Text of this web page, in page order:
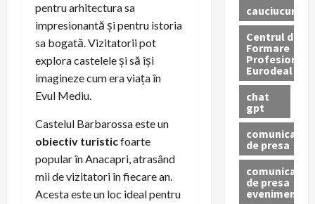
pentru arhitectura sa
impresionantă și pentru istoria
sa bogată. Vizitatorii pot
explora castelele și să își
imagineze cum era viața în
Evul Mediu.
Castelul Barbarossa este un
obiectiv turisticfoarte
popular în Anacapri, atrasând
mii de vizitatori în fiecare an.
Acesta este un loc ideal pentru
cauciucuri
Centrul de
Formare
Profesionala
Eurodeal
chat
gpt
comunicat
de presa
comunicat
de presa
eveniment